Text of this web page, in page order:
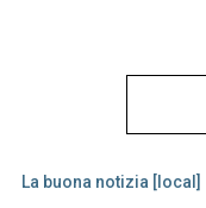
r
La buona notizia [local]